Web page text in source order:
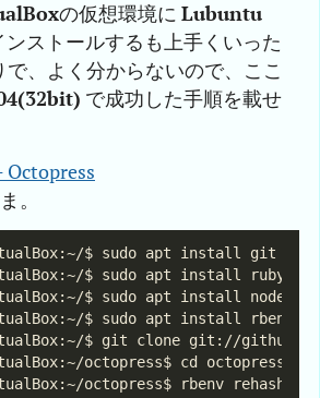
の仮想環境に Lubuntu
ンストールするも上手くいった
で、よく分からないので、ここ
で成功した手順を載せ
Octopress
。